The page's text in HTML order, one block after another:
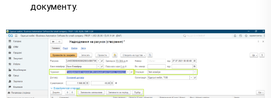
документу.